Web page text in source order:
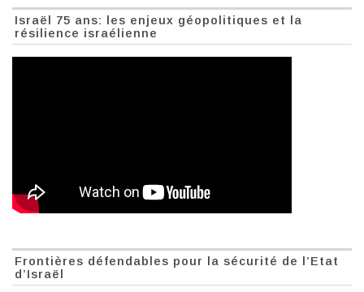
Israël 75 ans: les enjeux géopolitiques et la
résilience israélienne
Frontières défendables pour la sécurité de l’Etat
d’Israël